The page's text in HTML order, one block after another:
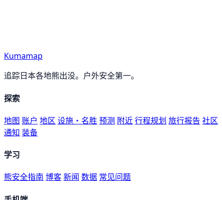
Kumamap
追踪日本各地熊出没。户外安全第一。
探索
地图 账户 地区 设施・名胜 预测 附近行程规划 旅行报告 社区
通知 装备
学习
熊安全指南 博客新闻 数据 常见问题